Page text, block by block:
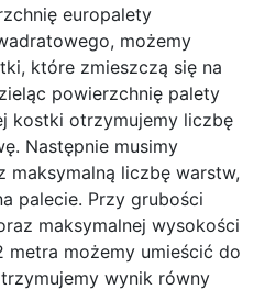
europalety
możemy
które zmieszczą się na
powierzchnię palety
kostki otrzymujemy liczbę
Następnie musimy
liczbę warstw,
palecie. Przy grubości
maksymalnej wysokości
metra możemy umieścić do
wynik równy